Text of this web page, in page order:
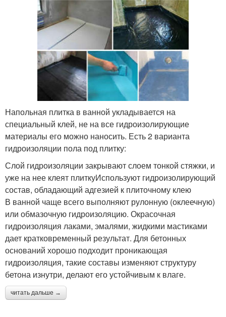
Напольная плитка в ванной укладывается на
специальный клей, не на все гидроизолирующие
материалы его можно наносить. Есть 2 варианта
гидроизоляции пола под плитку:
Слой гидроизоляции закрывают слоем тонкой стяжки, и
уже на нее клеят плиткуИспользуют гидроизолирующий
состав, обладающий адгезией к плиточному клею
В ванной чаще всего выполняют рулонную (оклеечную)
или обмазочную гидроизоляцию. Окрасочная
гидроизоляция лаками, эмалями, жидкими мастиками
дает кратковременный результат. Для бетонных
оснований хорошо подходит проникающая
гидроизоляция, такие составы изменяют структуру
бетона изнутри, делают его устойчивым к влаге.
читать дальше →